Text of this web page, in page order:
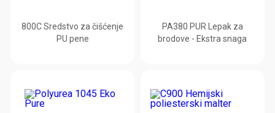
800C Sredstvo za čišćenje
PU pene
PA380 PUR Lepak za
brodove - Ekstra snaga